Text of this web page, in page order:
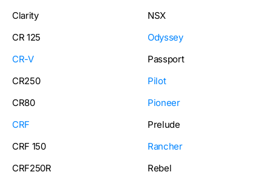
Clarity
CR 125
CR-V
CR250
CR80
CRF
CRF 150
CRF250R
NSX
Odyssey
Passport
Pilot
Pioneer
Prelude
Rancher
Rebel